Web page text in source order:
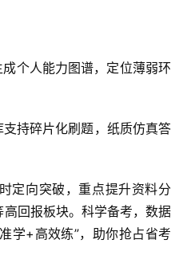
个人能力图谱，定位薄弱环
持碎片化刷题，纸质仿真答
定向突破，重点提升资料分
回报板块。科学备考，数据
学+高效练”，助你抢占省考